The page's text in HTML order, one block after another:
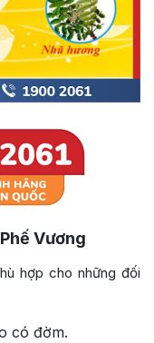
Vương
hợp cho những đối
có đờm.